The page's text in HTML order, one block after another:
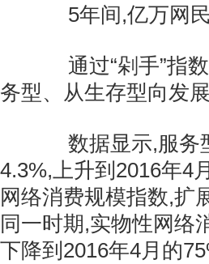
5年间,亿万网民
通过“剁手”指数
务型、从生存型向发
数据显示,服务
4.3%,上升到2016年4
网络消费规模指数,扩
同一时期,实物性网络
下降到2016年4月的